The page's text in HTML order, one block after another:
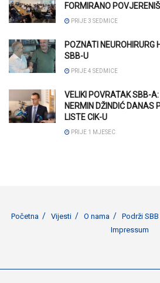
FORMIRANO
PRIJE 3 SEDMICE
POZNATI NEUROHIRURG
SBB-U
PRIJE 4 SEDMICE
VELIKI POVRATAK SBB-
NERMIN DŽINDIĆ DANAS
LISTE CIK-U
PRIJE 1 MJESEC
Početna Vijesti O nama Podrži SBB
Impressum